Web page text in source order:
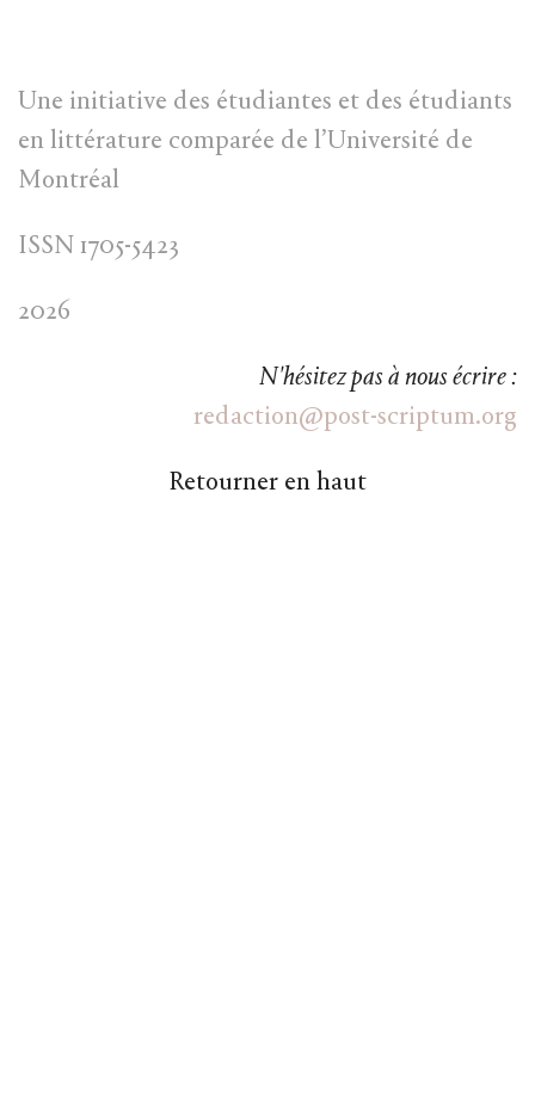
Une initiative des étudiantes et des étudiants
en littérature comparée de l’Université de
Montréal
ISSN 1705-5423
2026
N'hésitez pas à nous écrire :
redaction@post-scriptum.org
Retourner en haut